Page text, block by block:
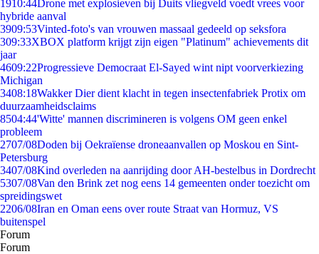
1910:44Drone met explosieven bij Duits vliegveld voedt vrees voor
hybride aanval
3909:53Vinted-foto's van vrouwen massaal gedeeld op seksfora
309:33XBOX platform krijgt zijn eigen "Platinum" achievements dit
jaar
4609:22Progressieve Democraat El-Sayed wint nipt voorverkiezing
Michigan
3408:18Wakker Dier dient klacht in tegen insectenfabriek Protix om
duurzaamheidsclaims
8504:44'Witte' mannen discrimineren is volgens OM geen enkel
probleem
2707/08Doden bij Oekraïense droneaanvallen op Moskou en Sint-
Petersburg
3407/08Kind overleden na aanrijding door AH-bestelbus in Dordrecht
5307/08Van den Brink zet nog eens 14 gemeenten onder toezicht om
spreidingswet
2206/08Iran en Oman eens over route Straat van Hormuz, VS
buitenspel
Forum
Forum